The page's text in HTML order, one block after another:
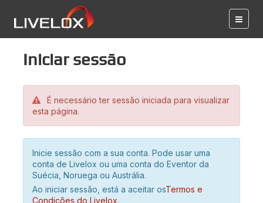
Iniciar sessão
É necessário ter sessão iniciada para visualizar
esta página.
Inicie sessão com a sua conta. Pode usar uma
conta de Livelox ou uma conta do Eventor da
Suécia, Noruega ou Austrália.
Ao iniciar sessão, está a aceitar osTermos e
Condições do Livelox.